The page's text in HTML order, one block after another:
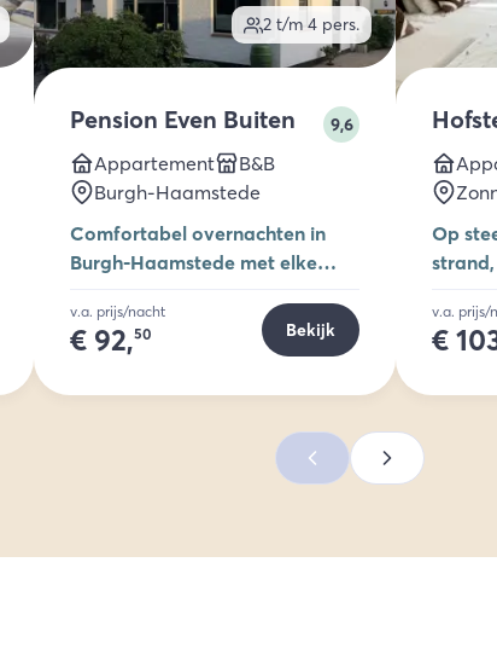
2 t/m 4 pers.
Pension Even Buiten 9,6
Appartement
B&B
Burgh-Haamstede
Comfortabel overnachten in
Burgh-Haamstede met elke
in de eetkamer of binnentuin.
v.a. prijs/nacht
€ 92,50 Bekijk
Op
v.a. prijs/
€